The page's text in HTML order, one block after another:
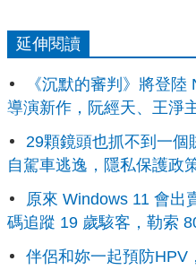
延伸閱讀
《沉默的審判》將登陸
導演新作，阮經天、王淨
29顆鏡頭也抓不到一個
自駕車逃逸，隱私保護政
原來 Windows 11 會出
碼追蹤 19 歲駭客，勒索
伴侶和妳一起預防HPV